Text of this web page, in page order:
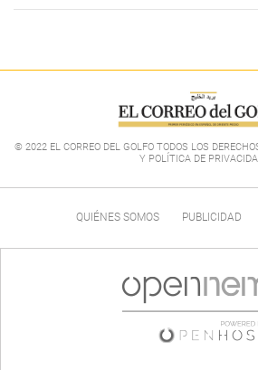
© 2022 EL CORREO DEL GOLFO TODOS LOS
Y POLÍTICA DE
QUIÉNES SOMOS PUBLICIDAD